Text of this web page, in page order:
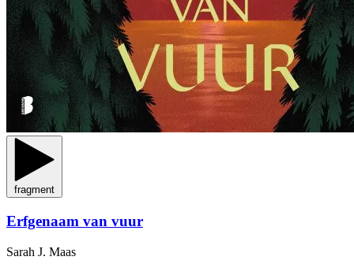
fragment
Erfgenaam van vuur
Sarah J. Maas